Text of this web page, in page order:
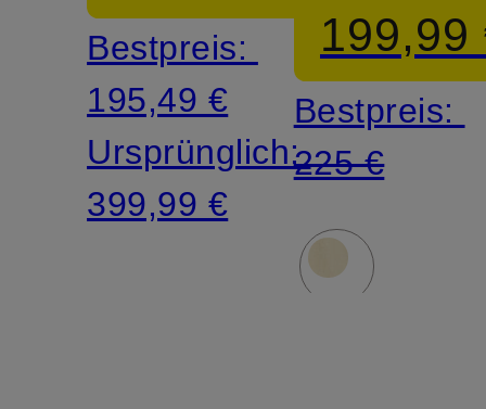
Bestpreis:
195,49 €
Ursprünglich:
399,99 €
199,99
Bestpreis:
225 €